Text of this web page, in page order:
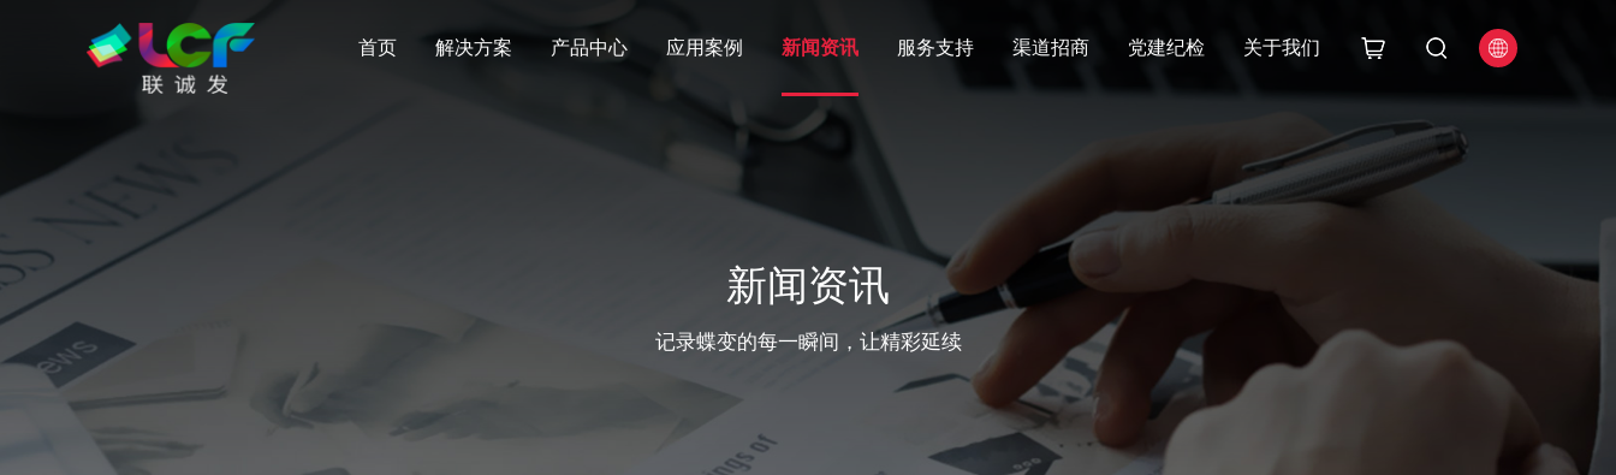
首页 解决方案 产品中心 应用案例 新闻资讯 服务支持 渠道招商 党建纪检 关于我们
新闻资讯
记录蝶变的每一瞬间，让精彩延续